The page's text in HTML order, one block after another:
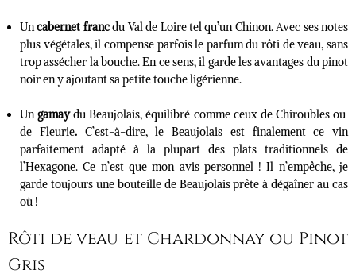
Uncabernet francdu Val de Loire tel qu’un Chinon. Avec ses notes
plus végétales, il compense parfois le parfum du rôti de veau, sans
trop assécher la bouche. En ce sens, il garde les avantages du pinot
noir en y ajoutant sa petite touche ligérienne.
Ungamaydu Beaujolais, équilibré comme ceux de Chiroubles ou
de Fleurie.C’est-à-dire, le Beaujolais est finalement ce vin
parfaitement adapté à la plupart des plats traditionnels de
l’Hexagone. Ce n’est que mon avis personnel ! Il n’empêche, je
garde toujours une bouteille de Beaujolais prête à dégaîner au cas
où !
Rôti de veau et Chardonnay ou Pinot
Gris